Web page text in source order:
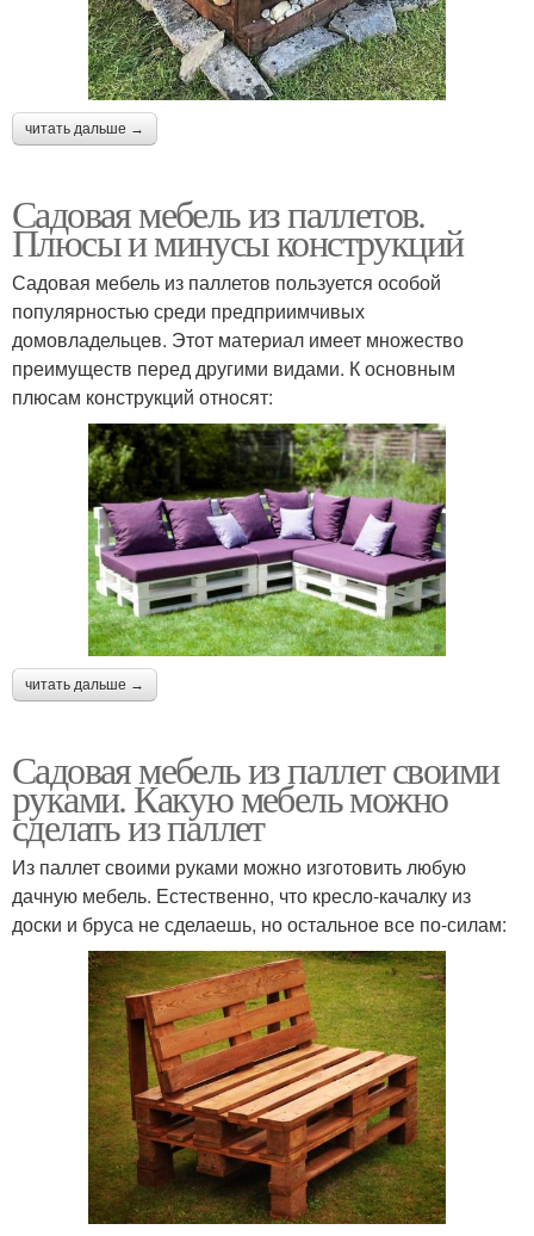
читать дальше →
Садовая мебель из паллетов.
Плюсы и минусы конструкций
Садовая мебель из паллетов пользуется особой
популярностью среди предприимчивых
домовладельцев. Этот материал имеет множество
преимуществ перед другими видами. К основным
плюсам конструкций относят:
читать дальше →
Садовая мебель из паллет своими
руками. Какую мебель можно
сделать из паллет
Из паллет своими руками можно изготовить любую
дачную мебель. Естественно, что кресло-качалку из
доски и бруса не сделаешь, но остальное все по-силам: